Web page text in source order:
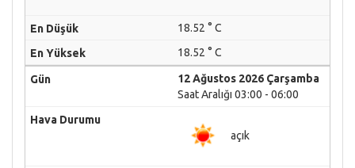
18.52 ° C
18.52 ° C
12 Ağustos 2026 Çarşamba
Saat Aralığı 03:00 - 06:00
açık